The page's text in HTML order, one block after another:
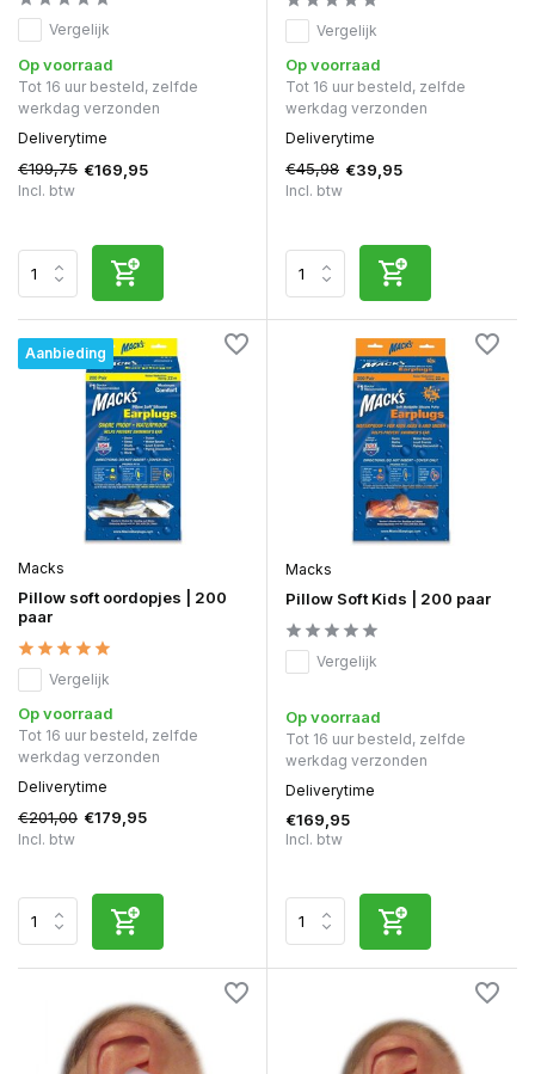
Vergelijk
Op voorraad
Tot 16 uur besteld, zelfde
werkdag verzonden
Deliverytime
€199,75 €169,95
Incl. btw
Vergelijk
Op voorraad
Tot 16 uur besteld, zelfde
werkdag verzonden
Deliverytime
€45,98 €39,95
Incl. btw
Aanbieding
Macks
Pillow soft oordopjes | 200
paar
Vergelijk
Op voorraad
Tot 16 uur besteld, zelfde
werkdag verzonden
Deliverytime
€201,00 €179,95
Incl. btw
Macks
Pillow Soft Kids | 200 paar
Vergelijk
Op voorraad
Tot 16 uur besteld, zelfde
werkdag verzonden
Deliverytime
€169,95
Incl. btw